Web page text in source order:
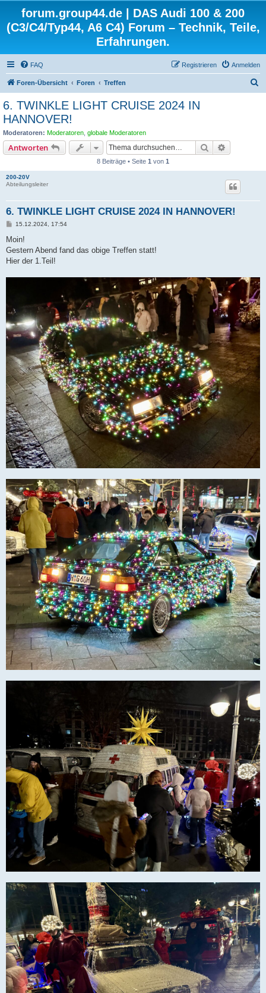
forum.group44.de | DAS Audi 100 & 200
(C3/C4/Typ44, A6 C4) Forum – Technik, Teile,
Erfahrungen.
FAQ Anmelden
Registrieren
Foren-Übersicht Foren Treffen
6. TWINKLE LIGHT CRUISE 2024 IN
HANNOVER!
Moderatoren: Moderatoren globale Moderatoren
Antworten Suche
8 Beiträge • Seite 1 von 1
200-20V
Abteilungsleiter
6. TWINKLE LIGHT CRUISE 2024 IN HANNOVER!
B
i
r
a
15.12.2024, 17:54
Moin!
Gestern Abend fand das obige Treffen statt!
Hier der 1.Teil!